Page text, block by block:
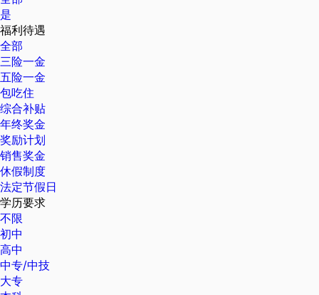
是
福利待遇
全部
三险一金
五险一金
包吃住
综合补贴
年终奖金
奖励计划
销售奖金
休假制度
法定节假日
学历要求
不限
初中
高中
中专/中技
大专